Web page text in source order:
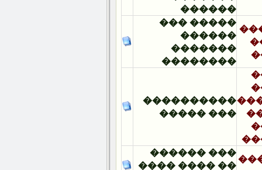
������
����� ���
������
�������
��������
����������
��� �����
��� ������
�� ���� ����